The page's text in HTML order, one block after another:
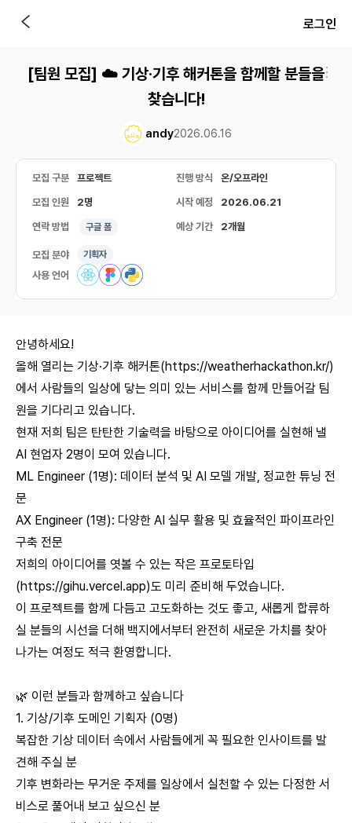
로그인
[팀원 모집] ☁️ 기상·기후 해커톤을 함께할 분들을
찾습니다!
andy2026.06.16
모집 구분 프로젝트 진행 방식 온/오프라인
모집 인원 2명 시작 예정 2026.06.21
연락 방법 구글 폼 예상 기간 2개월
모집 분야 기획자
사용 언어
안녕하세요!
올해 열리는 기상·기후 해커톤(https://weatherhackathon.kr/)
에서 사람들의 일상에 닿는 의미 있는 서비스를 함께 만들어갈 팀
원을 기다리고 있습니다.
현재 저희 팀은 탄탄한 기술력을 바탕으로 아이디어를 실현해 낼
AI 현업자 2명이 모여 있습니다.
ML Engineer (1명): 데이터 분석 및 AI 모델 개발, 정교한 튜닝 전
문
AX Engineer (1명): 다양한 AI 실무 활용 및 효율적인 파이프라인
구축 전문
저희의 아이디어를 엿볼 수 있는 작은 프로토타입
(https://gihu.vercel.app)도 미리 준비해 두었습니다.
이 프로젝트를 함께 다듬고 고도화하는 것도 좋고, 새롭게 합류하
실 분들의 시선을 더해 백지에서부터 완전히 새로운 가치를 찾아
나가는 여정도 적극 환영합니다.
🌿 이런 분들과 함께하고 싶습니다
1. 기상/기후 도메인 기획자 (0명)
복잡한 기상 데이터 속에서 사람들에게 꼭 필요한 인사이트를 발
견해 주실 분
기후 변화라는 무거운 주제를 일상에서 실천할 수 있는 다정한 서
비스로 풀어내 보고 싶으신 분